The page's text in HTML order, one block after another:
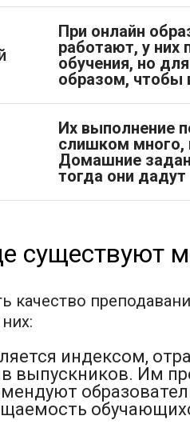
При онлайн
работают, у них
обучения, но
образом, чтобы
Их выполнение
слишком много,
Домашние
тогда они
существуют
качество
индексом,
выпускников. Им